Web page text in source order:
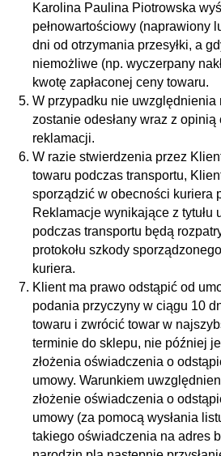
Karolina Paulina Piotrowska
pełnowartościowy (naprawiony
dni od otrzymania przesyłki, a
niemożliwe (np. wyczerpany
kwotę zapłaconej ceny towaru.
W przypadku nie uwzględnienia
zostanie odesłany wraz z
reklamacji.
W razie stwierdzenia przez
towaru podczas transportu,
sporządzić w obecności kuriera
Reklamacje wynikające z tytułu
podczas transportu będą
protokołu szkody
kuriera.
Klient ma prawo odstąpić od
podania przyczyny w ciągu 10
towaru i zwrócić towar w
terminie do sklepu, nie później
złożenia oświadczenia o
umowy. Warunkiem
złożenie oświadczenia o
umowy (za pomocą wysłania
takiego oświadczenia na adres